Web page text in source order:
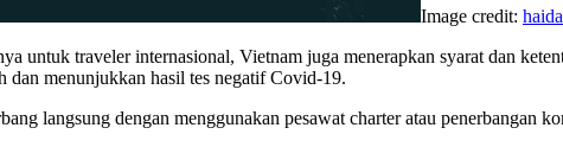
Image credit:
untuk traveler internasional, Vietnam juga menerapkan syarat dan
dan menunjukkan hasil tes negatif Covid-19.
langsung dengan menggunakan pesawat charter atau penerbangan